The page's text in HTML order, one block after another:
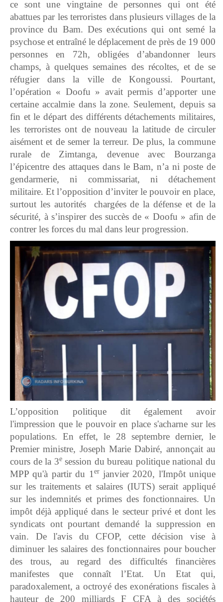
ce sont une vingtaine de personnes qui ont été
abattues par les terroristes dans plusieurs villages de la
province du Bam. Des exécutions qui ont semé la
psychose et entraîné le déplacement de près de 19 000
personnes en 72h, obligées d’abandonner leurs
champs, à quelques semaines des récoltes, et de se
réfugier dans la ville de Kongoussi. Pourtant,
l’opération « Doofu » avait permis d’apporter une
certaine accalmie dans la zone. Seulement, depuis sa
fin et le départ des différents détachements militaires,
les terroristes ont de nouveau la latitude de circuler
aisément et de semer la terreur. De plus, la commune
rurale de Zimtanga, devenue avec Bourzanga
l’épicentre des attaques dans le Bam, n’a ni poste de
gendarmerie, ni commissariat, ni détachement
militaire. Et l’opposition d’inviter le pouvoir en place,
surtout les autorités chargées de la défense et de la
sécurité, à s’inspirer des succès de « Doofu » afin de
contrer les forces du mal dans leur progression.
L’opposition politique dit également avoir
l'impression que le pouvoir en place s'acharne sur les
populations. En effet, le 28 septembre dernier, le
Premier ministre, Joseph Marie Dabiré, annonçait au
cours de la 3esession du bureau politique national du
MPP qu'à partir du 1 erjanvier 2020, l'Impôt unique
sur les traitements et salaires (IUTS) serait appliqué
sur les indemnités et primes des fonctionnaires. Un
impôt déjà appliqué dans le secteur privé et dont les
syndicats ont pourtant demandé la suppression en
vain. De l'avis du CFOP, cette décision vise à
diminuer les salaires des fonctionnaires pour boucher
des trous, au regard des difficultés financières
manifestes que connaît l’Etat. Un Etat qui,
paradoxalement, a octroyé des exonérations fiscales à
hauteur de 200 milliards F CFA à des sociétés